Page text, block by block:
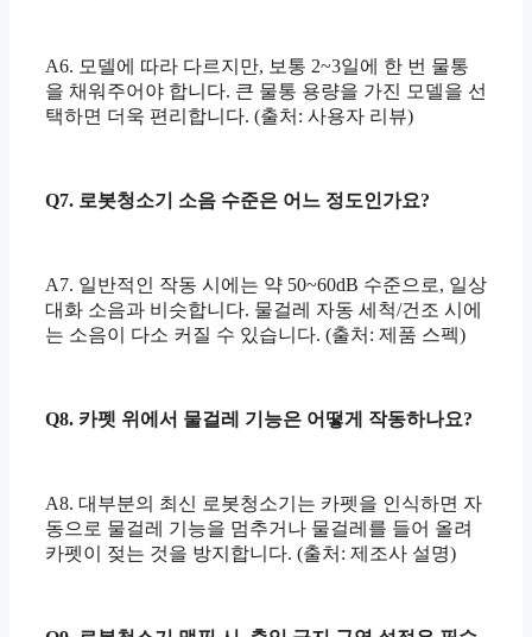
A6. 모델에 따라 다르지만, 보통 2~3일에 한 번 물통
을 채워주어야 합니다. 큰 물통 용량을 가진 모델을 선
택하면 더욱 편리합니다. (출처: 사용자 리뷰)
Q7. 로봇청소기 소음 수준은 어느 정도인가요?
A7. 일반적인 작동 시에는 약 50~60dB 수준으로, 일상
대화 소음과 비슷합니다. 물걸레 자동 세척/건조 시에
는 소음이 다소 커질 수 있습니다. (출처: 제품 스펙)
Q8. 카펫 위에서 물걸레 기능은 어떻게 작동하나요?
A8. 대부분의 최신 로봇청소기는 카펫을 인식하면 자
동으로 물걸레 기능을 멈추거나 물걸레를 들어 올려
카펫이 젖는 것을 방지합니다. (출처: 제조사 설명)